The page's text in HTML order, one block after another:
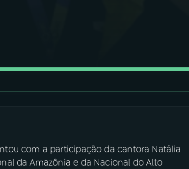
com a participação da cantora Natália
da Amazônia e da Nacional do Alto